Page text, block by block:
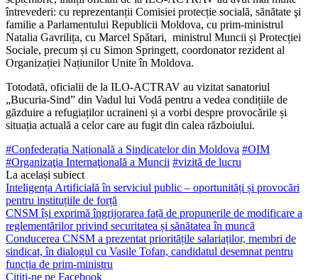
întrevederi: cu reprezentanții Comisiei protecție socială, sănăta­te şi
familie a Parlamentului Republicii Moldova, cu prim-ministrul
Natalia Gavrilița, cu Marcel Spătari, ministrul Muncii și Protecției
Sociale, precum și cu Si­mon Springett, coordonator rezident al
Organizației Națiunilor Unite în Moldova.
Totodată, oficialii de la ILO-ACTRAV au vizitat sa­natoriul
„Bucuria-Sind” din Vadul lui Vodă pentru a vedea condițiile de
găzduire a refugiaților ucraineni și a vorbi despre provocările și
situația actuală a celor care au fugit din calea războiului.
#Confederația Națională a Sindicatelor din Moldova #OIM
#Organizaţia Internaţională a Muncii #vizită de lucru
La același subiect
Inteligența Artificială în serviciul public – oportunități și provocări
pentru instituțiile de forță
CNSM își exprimă îngrijorarea față de propunerile de modificare a
reglementărilor privind securitatea și sănătatea în muncă
Conducerea CNSM a prezentat prioritățile salariaților, membri de
sindicat, în dialogul cu Vasile Tofan, candidatul desemnat pentru
funcția de prim-ministru
Citiți-ne pe Facebook